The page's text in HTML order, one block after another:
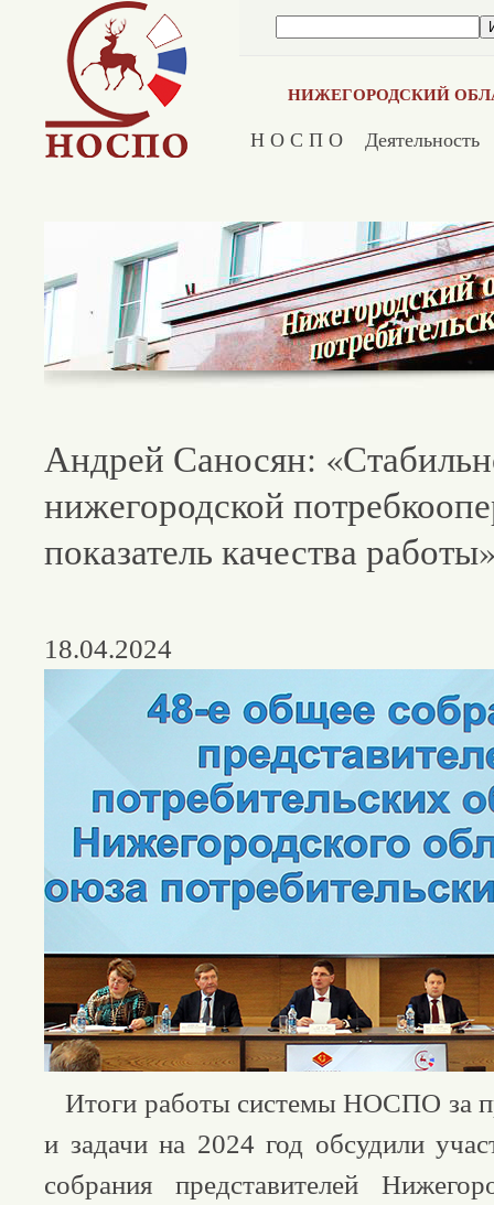
Н О С П О Деятельность
НИЖЕГОРОДСКИЙ
Андрей Саносян:
нижегородской
показатель качества
18.04.2024
Итоги работы системы НОСПО за
и задачи на 2024 год обсудили
собрания представителей